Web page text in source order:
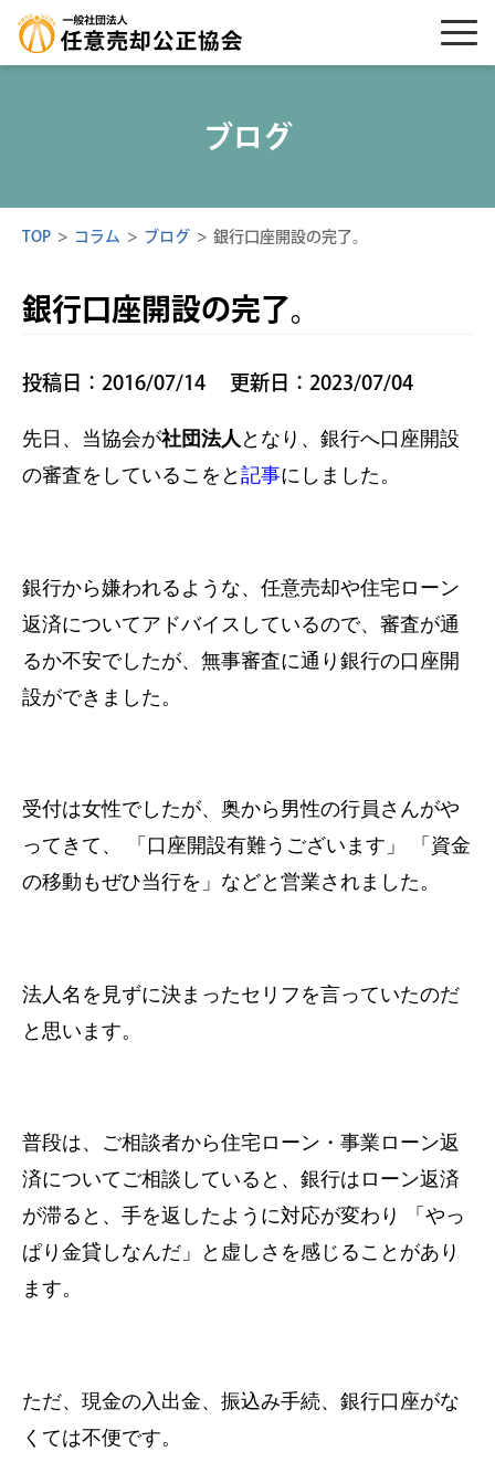
ブログ
TOP > コラム > ブログ > 銀行口座開設の完了。
銀行口座開設の完了。
投稿日：2016/07/14 更新日：2023/07/04
先日、当協会が社団法人 となり、銀行へ口座開設
の審査をしているこをと記事にしました。
銀行から嫌われるような、任意売却や住宅ローン
返済についてアドバイスしているので、審査が通
るか不安でしたが、無事審査に通り銀行の口座開
設ができました。
受付は女性でしたが、奥から男性の行員さんがや
ってきて、 「口座開設有難うございます」 「資金
の移動もぜひ当行を」などと営業されました。
法人名を見ずに決まったセリフを言っていたのだ
と思います。
普段は、ご相談者から住宅ローン・事業ローン返
済についてご相談していると、銀行はローン返済
が滞ると、手を返したように対応が変わり 「やっ
ぱり金貸しなんだ」と虚しさを感じることがあり
ます。
ただ、現金の入出金、振込み手続、銀行口座がな
くては不便です。